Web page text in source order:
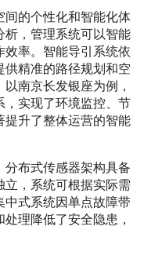
间的个性化和智能化体
析，管理系统可以智能
率。智能导引系统依
精准的路径规划和空
南京长发银座为例，
，实现了环境监控、节
提升了整体运营的智能
分布式传感器架构具备
，系统可根据实际需
中式系统因单点故障带
理降低了安全隐患，